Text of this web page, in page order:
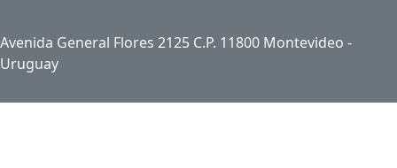
Avenida General Flores 2125 C.P. 11800 Montevideo -
Uruguay